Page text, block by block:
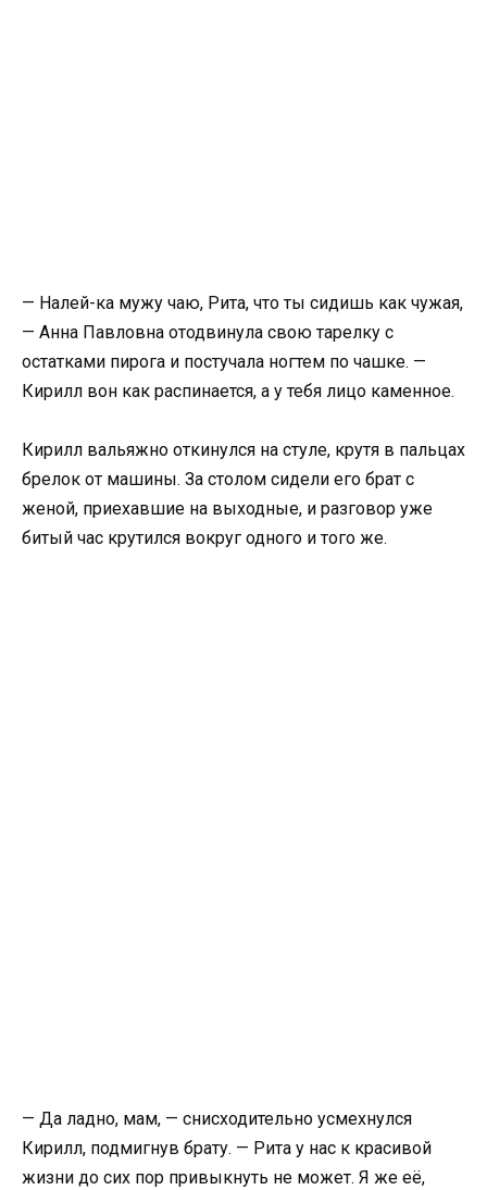
— Налей-ка мужу чаю, Рита, что ты сидишь как чужая,
— Анна Павловна отодвинула свою тарелку с
остатками пирога и постучала ногтем по чашке. —
Кирилл вон как распинается, а у тебя лицо каменное.
Кирилл вальяжно откинулся на стуле, крутя в пальцах
брелок от машины. За столом сидели его брат с
женой, приехавшие на выходные, и разговор уже
битый час крутился вокруг одного и того же.
— Да ладно, мам, — снисходительно усмехнулся
Кирилл, подмигнув брату. — Рита у нас к красивой
жизни до сих пор привыкнуть не может. Я же её,